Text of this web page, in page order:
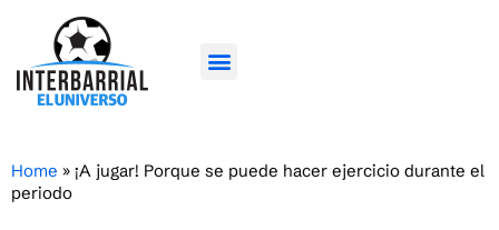
Home » ¡A jugar! Porque se puede hacer ejercicio durante el
periodo